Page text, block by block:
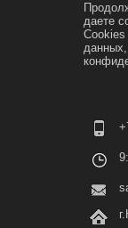
даете
Cookies
данных,